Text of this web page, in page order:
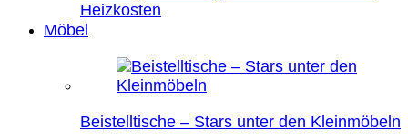
Heizkosten
Möbel
Beistelltische – Stars unter den Kleinmöbeln